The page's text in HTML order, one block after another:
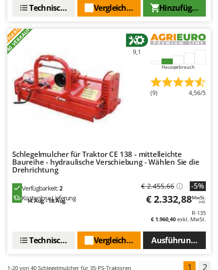
Hinzufügen
Vergleichen Sie
Technische Daten
ANGEBOT
+40 VERKAUFT 9,1
Hausgebrauch
(9) 4,56/5
Schlegelmulcher für Traktor CE 138 - mittelleichte
Baureihe - hydraulische Verschiebung - Wählen Sie die
Drehrichtung
Verfügbarkeit:2
Kostenlose Lieferung
14. Aug. - 18. Aug.
€ 2.455,66 -5%
€ 2.332,88MwSt.
inkl.
R-135
€ 1.960,40 exkl. MwSt.
Ausführungen(2)
Vergleichen Sie
Technische Daten
1-20 von 40 Schlegelmulcher für 35-PS-Traktoren 1 2